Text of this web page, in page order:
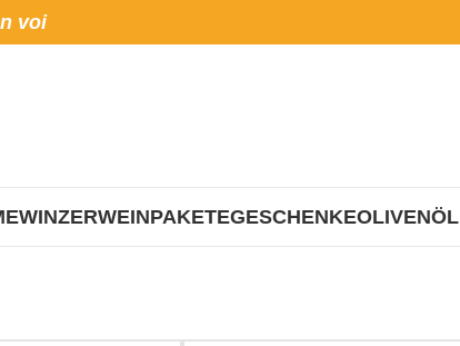
voi
WINZERWEINPAKETEGESCHENKEOLIVENÖL